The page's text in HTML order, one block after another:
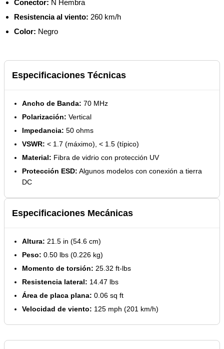
Conector: N Hembra
Resistencia al viento: 260 km/h
Color: Negro
Especificaciones Técnicas
Ancho de Banda: 70 MHz
Polarización: Vertical
Impedancia: 50 ohms
VSWR: < 1.7 (máximo), < 1.5 (típico)
Material: Fibra de vidrio con protección UV
Protección ESD: Algunos modelos con conexión a tierra
DC
Especificaciones Mecánicas
Altura: 21.5 in (54.6 cm)
Peso: 0.50 lbs (0.226 kg)
Momento de torsión: 25.32 ft-lbs
Resistencia lateral: 14.47 lbs
Área de placa plana: 0.06 sq ft
Velocidad de viento: 125 mph (201 km/h)